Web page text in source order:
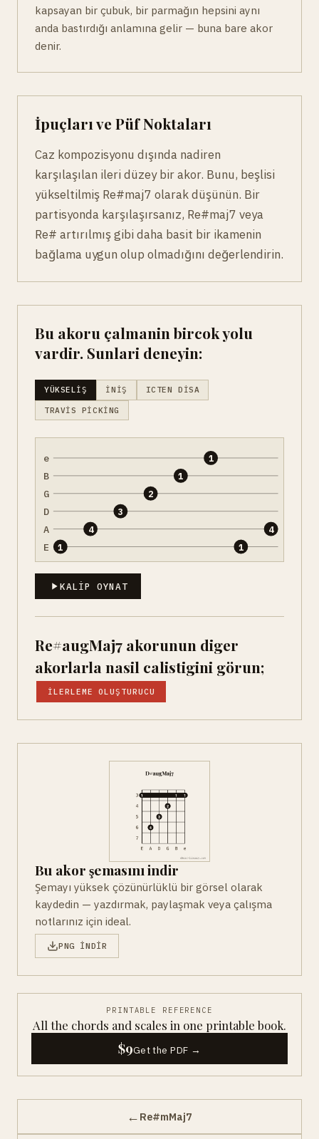
kapsayan bir çubuk, bir parmağın hepsini aynı
anda bastırdığı anlamına gelir — buna bare akor
denir.
İpuçları ve Püf Noktaları
Caz kompozisyonu dışında nadiren
karşılaşılan ileri düzey bir akor. Bunu, beşlisi
yükseltilmiş Re#maj7 olarak düşünün. Bir
partisyonda karşılaşırsanız, Re#maj7 veya
Re# artırılmış gibi daha basit bir ikamenin
bağlama uygun olup olmadığını değerlendirin.
Bu akoru çalmanin bircok yolu
vardir. Sunlari deneyin:
YÜKSELIŞ İNIŞ ICTEN DISA
TRAVIS PICKING
e
B
G
D
A
E
1
4
3
2
1
1
1
4
KALIP OYNAT
Re#augMaj7 akorunun diger
akorlarla nasil calistigini görun;
İLERLEME OLUŞTURUCU
Bu akor şemasını indir
Şemayı yüksek çözünürlüklü bir görsel olarak
kaydedin — yazdırmak, paylaşmak veya çalışma
notlarınız için ideal.
PNG INDIR
PRINTABLE REFERENCE
All the chords and scales in one printable book.
$9Get the PDF →
← Re#mMaj7